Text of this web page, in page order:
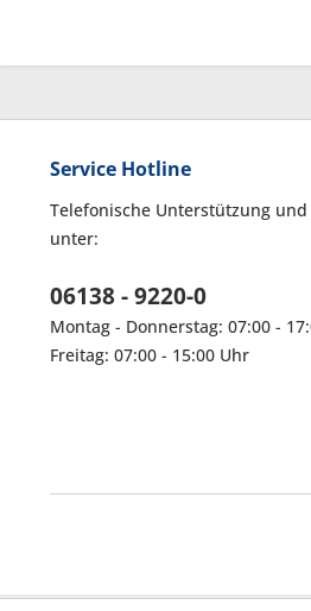
Service Hotline
Telefonische Unterstützung
unter:
06138 - 9220-0
Montag - Donnerstag: 07:00 -
Freitag: 07:00 - 15:00 Uhr